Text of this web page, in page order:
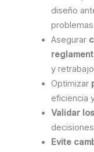
diseño
Asegurar
y
Optimizar
eficiencia
Validar
Evite